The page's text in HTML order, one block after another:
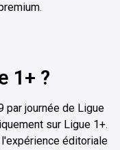
1+ ?
par journée de Ligue
sur Ligue 1+.
éditoriale